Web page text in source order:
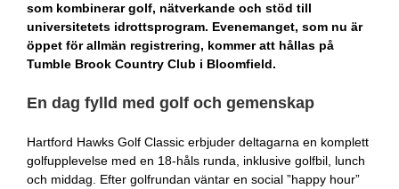
som kombinerar golf, nätverkande och stöd till
universitetets idrottsprogram. Evenemanget, som nu är
öppet för allmän registrering, kommer att hållas på
Tumble Brook Country Club i Bloomfield.
En dag fylld med golf och gemenskap
Hartford Hawks Golf Classic erbjuder deltagarna en komplett
golfupplevelse med en 18-håls runda, inklusive golfbil, lunch
och middag. Efter golfrundan väntar en social ”happy hour”